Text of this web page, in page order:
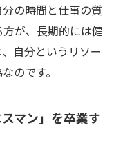
の時間と仕事の質
が、長期的には健
自分というリソー
のです。
マン」を卒業す